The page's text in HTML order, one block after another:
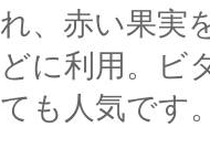
れ、赤い果実
どに利用。ビ
ても人気です